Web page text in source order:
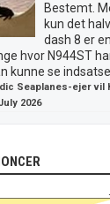
Bestemt.
kun det
dash 8 er
hvor N944ST
kunne se
Seaplanes-ejer vil
2026